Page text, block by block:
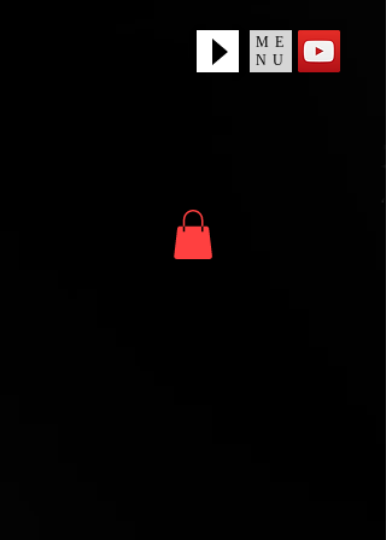
ME
NU